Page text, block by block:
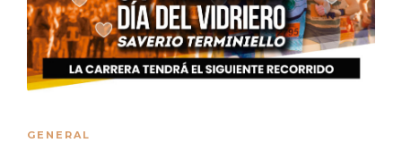
GENERAL